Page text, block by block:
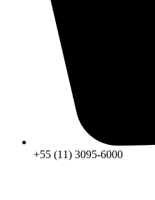
+55 (11) 3095-6000